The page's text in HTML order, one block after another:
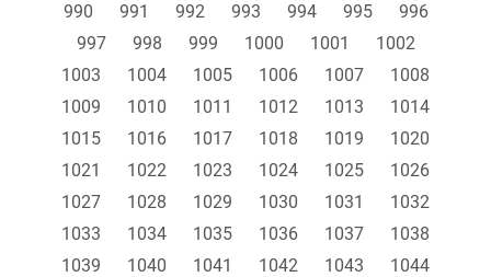
990
991 992 993 994 995
996
997
998 999 1000 1001
1002
1003
1004 1005 1006 1007
1008
1009
1010 1011 1012 1013
1014
1015
1016 1017 1018 1019
1020
1021
1022 1023 1024 1025
1026
1027
1028 1029 1030 1031
1032
1033
1034 1035 1036 1037
1038
1039
1040 1041 1042 1043
1044